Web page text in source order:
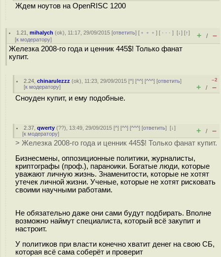
Ждем ноутов на OpenRISC 1200
1.21 ,mihalych (ok), 11:17, 29/09/2015 [ответить] [ ﹢﹢﹢] [ · · ·][↓] [↑]
[к модератору] + / –
Железка 2008-го года и ценник 445$! Только фанат
купит.
2.24 ,chinarulezzz (ok), 11:23, 29/09/2015 [^] [^^] [^^^] [ответить]
[к модератору]
–2
+ / –
Сноуден купит, и ему подобные.
2.37 ,qwerty (??), 13:49, 29/09/2015 [^] [^^] [^^^] [ответить][↓]
[к модератору] + / –
> Железка 2008-го года и ценник 445$! Только фанат купит.
Бизнесмены, оппозиционные политики, журналисты,
криптографы (проф.), параноики. Богатые люди, которые
уважают личную жизнь. Знаменитости, которые не хотят
утечек личной жизни. Ученые, которые не хотят рисковать
своими научными работами.
Не обязательно даже они сами будут подбирать. Вполне
возможно наймут специалиста, который всё закупит и
настроит.
У политиков при власти конечно хватит денег на свою СБ,
которая всё сама соберёт и проверит